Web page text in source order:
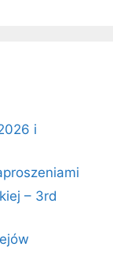
i
– 3rd